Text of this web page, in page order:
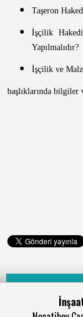
Taşeron
İşçilik
Yapılmalıdır?
İşçilik ve
başlıklarında bilgiler